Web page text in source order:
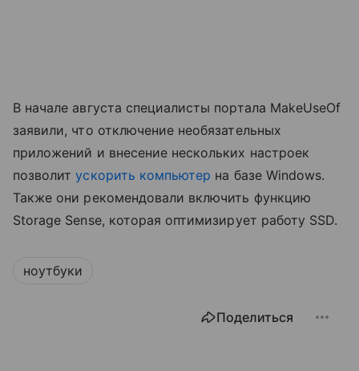
В начале августа специалисты портала MakeUseOf
заявили, что отключение необязательных
приложений и внесение нескольких настроек
позволитускорить компьютер на базе Windows.
Также они рекомендовали включить функцию
Storage Sense, которая оптимизирует работу SSD.
ноутбуки
Поделиться